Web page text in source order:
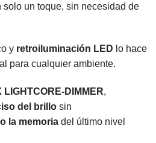
solo un toque, sin necesidad de
y retroiluminación LED lo hace
para cualquier ambiente.
LIGHTCORE-DIMMER,
del brillo sin
la memoria del último nivel